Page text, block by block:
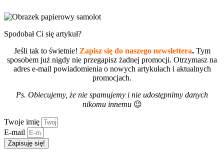
Spodobał Ci się artykuł?
Jeśli tak to świetnie! Zapisz się do naszego newslettera.Tym
sposobem już nigdy nie przegapisz żadnej promocji. Otrzymasz na
adres e-mail powiadomienia o nowych artykułach i aktualnych
promocjach.
Ps. Obiecujemy, że nie spamujemy i nie udostępnimy danych
nikomu innemu😉
Twoje imię
E-mail
Zapisuję się!